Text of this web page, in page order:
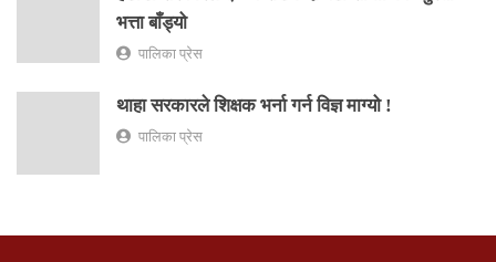
भत्ता बाँड्यो
पालिका प्रेस
थाहा सरकारले शिक्षक भर्ना गर्न विज्ञ माग्यो !
पालिका प्रेस